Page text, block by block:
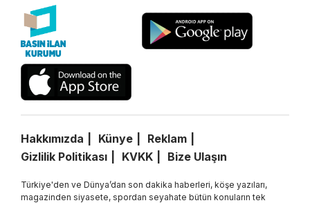
Hakkımızda Künye
Reklam
Gizlilik Politikası
KVKK Bize Ulaşın
Türkiye'den ve Dünya’dan son dakika haberleri, köşe yazıları,
magazinden siyasete, spordan seyahate bütün konuların tek